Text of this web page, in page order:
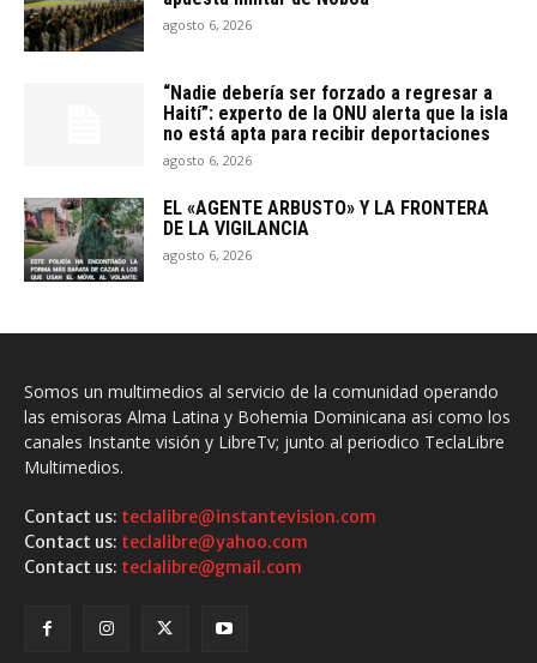
agosto 6, 2026
“Nadie debería ser forzado a regresar a
Haití”: experto de la ONU alerta que la isla
no está apta para recibir deportaciones
agosto 6, 2026
EL «AGENTE ARBUSTO» Y LA FRONTERA
DE LA VIGILANCIA
agosto 6, 2026
Somos un multimedios al servicio de la comunidad operando
las emisoras Alma Latina y Bohemia Dominicana asi como los
canales Instante visión y LibreTv; junto al periodico TeclaLibre
Multimedios.
Contact us: teclalibre@instantevision.com
Contact us: teclalibre@yahoo.com
Contact us: teclalibre@gmail.com